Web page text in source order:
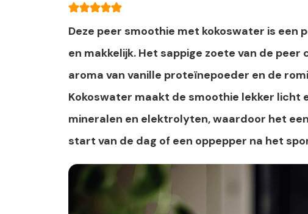
Deze peer smoothie met kokoswater is een
en makkelijk. Het sappige zoete van de
aroma van vanille proteïnepoeder en de
Kokoswater maakt de smoothie lekker
mineralen en elektrolyten, waardoor het
start van de dag of een oppepper na het